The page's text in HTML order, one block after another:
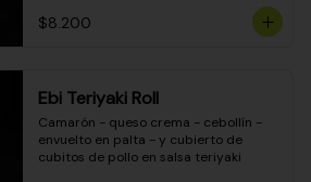
$8.200
Ebi Teriyaki Roll
Camarón - queso crema - cebollín -
envuelto en palta - y cubierto de
cubitos de pollo en salsa teriyaki